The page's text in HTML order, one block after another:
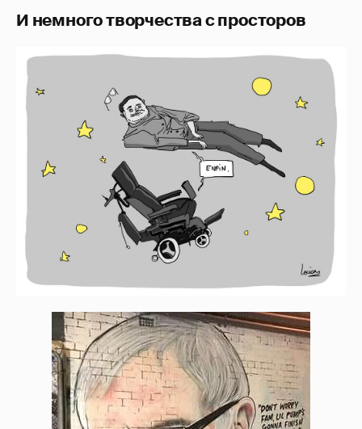
И немного творчества с просторов